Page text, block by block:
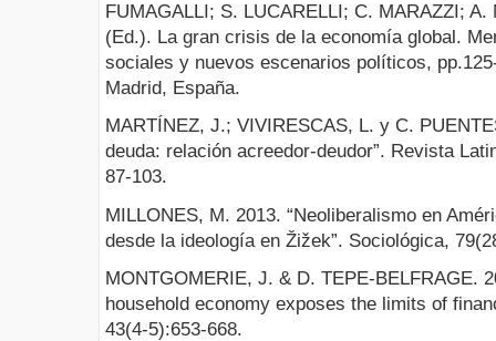
FUMAGALLI; S. LUCARELLI; C. MARAZZI;
(Ed.). La gran crisis de la economía global.
sociales y nuevos escenarios políticos,
Madrid, España.
MARTÍNEZ, J.; VIVIRESCAS, L. y C.
deuda: relación acreedor-deudor”. Revista
87-103.
MILLONES, M. 2013. “Neoliberalismo en
desde la ideología en Žižek”. Sociológica,
MONTGOMERIE, J. & D. TEPE-BELFRAGE.
household economy exposes the limits of
43(4-5):653-668.